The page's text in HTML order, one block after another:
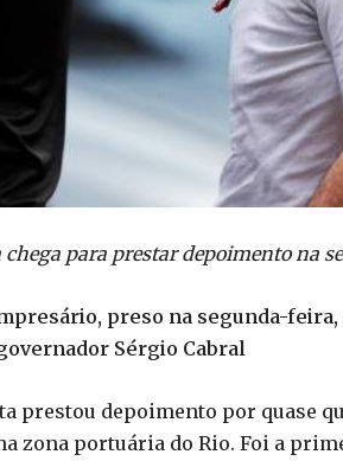
para prestar depoimento na
preso na segunda-
Sérgio Cabral
prestou depoimento por quase
zona portuária do Rio. Foi a